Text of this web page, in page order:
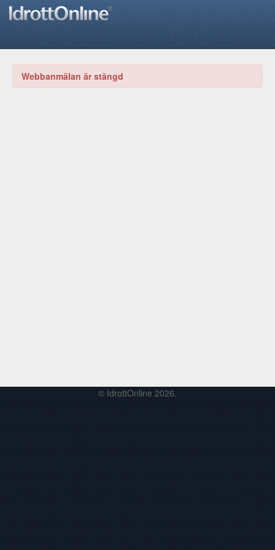
Webbanmälan är stängd
© IdrottOnline 2026.